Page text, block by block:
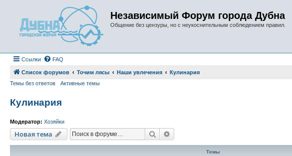
Независимый Форум города Дубна
Общение без цензуры, но с неукоснительным соблюдением правил.
Ссылки FAQ
Список форумов Точим лясы Наши увлечения
Кулинария
Темы без ответов
Активные темы
Кулинария
Модератор: Хозяйки
Новая тема Поиск
Темы